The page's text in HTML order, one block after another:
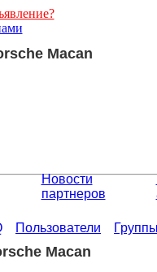
Macan
Новости
партнеров
Пользователи
Macan